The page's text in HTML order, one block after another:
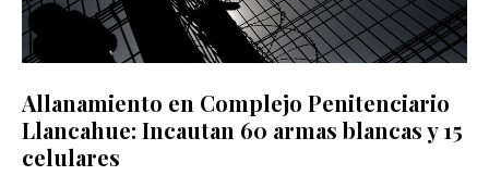
Allanamiento en Complejo Penitenciario
Llancahue: Incautan 60 armas blancas y 15
celulares